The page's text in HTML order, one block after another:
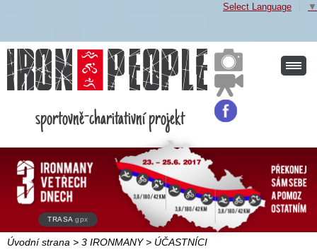
Select Language ▼
sportovně-charitativní projekt
TRASAgpx
Úvodní strana > 3 IRONMANY> ÚČASTNÍCI